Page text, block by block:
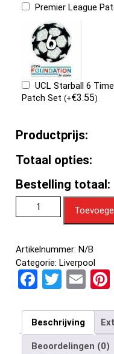
Premier League
UCL Starball 6
Patch Set(+€3.55)
Productprijs:
Totaal opties:
Bestelling totaal:
Artikelnummer:N/B
Categorie:Liverpool
F
ce
b
T
tt
er
E
ail
Beschrijving
Beoordelingen (0)